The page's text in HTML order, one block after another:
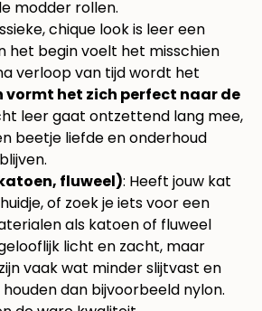
modder rollen.
chique look is leer een
het begin voelt het misschien
verloop van tijd wordt het
vormt het zich perfect naar de
leer gaat ontzettend lang mee,
beetje liefde en onderhoud
fluweel): Heeft jouw kat
of zoek je iets voor een
als katoen of fluweel
licht en zacht, maar
vaak wat minder slijtvast en
dan bijvoorbeeld nylon.